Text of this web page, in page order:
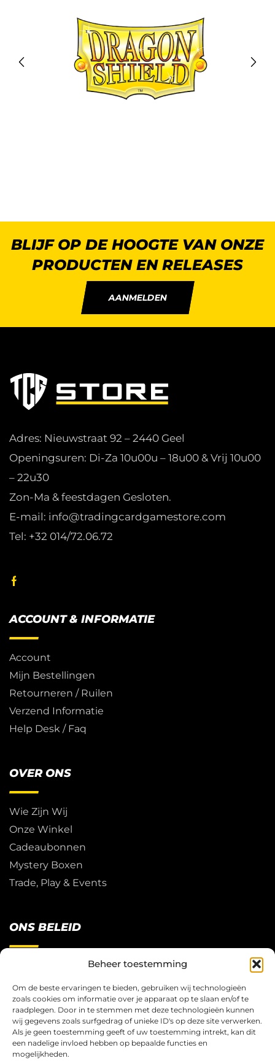
Beheer toestemming
Om de beste ervaringen te bieden, gebruiken wij technologieën
zoals cookies om informatie over je apparaat op te slaan en/of te
raadplegen. Door in te stemmen met deze technologieën kunnen
wij gegevens zoals surfgedrag of unieke ID's op deze site verwerken.
Als je geen toestemming geeft of uw toestemming intrekt, kan dit
een nadelige invloed hebben op bepaalde functies en
mogelijkheden.
BLIJF OP DE HOOGTE VAN ONZE
PRODUCTEN EN RELEASES
AANMELDEN
Adres: Nieuwstraat 92 – 2440 Geel
Openingsuren: Di-Za 10u00u – 18u00 & Vrij 10u00
– 22u30
Zon-Ma & feestdagen Gesloten.
E-mail: info@tradingcardgamestore.com
Tel: +32 014/72.06.72
ACCOUNT & INFORMATIE
Account
Mijn Bestellingen
Retourneren / Ruilen
Verzend Informatie
Help Desk / Faq
OVER ONS
Wie Zijn Wij
Onze Winkel
Cadeaubonnen
Mystery Boxen
Trade, Play & Events
ONS BELEID
Restitutie Beleid
Privacy
Cookies
Algemene Voorwaarden